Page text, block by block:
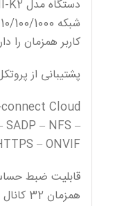
کاربر همزمان را
پشتیبانی از
Cloud
SADP – NFS –
– ONVIF
قابلیت ضبط
همزمان 32 کانال پلی بک .